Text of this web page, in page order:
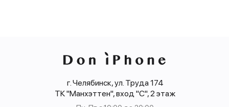
г. Челябинск, ул. Труда 174
ТК "Манхэттен", вход "С", 2 этаж